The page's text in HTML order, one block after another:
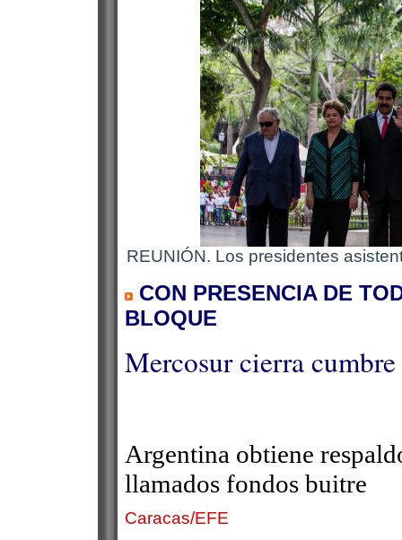
REUNIÓN. Los presidentes
CON PRESENCIA DE
BLOQUE
Mercosur cierra
Argentina obtiene
llamados fondos buitre
Caracas/EFE